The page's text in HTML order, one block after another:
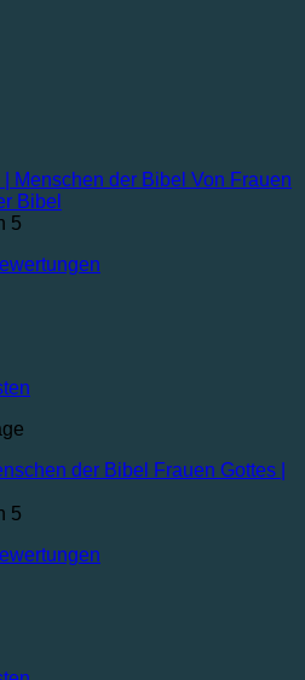
Von Frauen
Bibel
5
Frauen Gottes |
5